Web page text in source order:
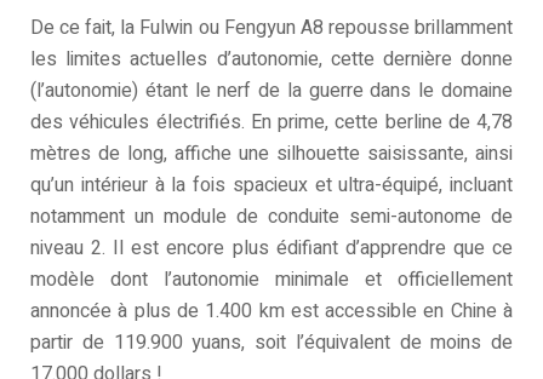
De ce fait, la Fulwin ou Fengyun A8 repousse brillamment
les limites actuelles d’autonomie, cette dernière donne
(l’autonomie) étant le nerf de la guerre dans le domaine
des véhicules électrifiés. En prime, cette berline de 4,78
mètres de long, affiche une silhouette saisissante, ainsi
qu’un intérieur à la fois spacieux et ultra-équipé, incluant
notamment un module de conduite semi-autonome de
niveau 2. Il est encore plus édifiant d’apprendre que ce
modèle dont l’autonomie minimale et officiellement
annoncée à plus de 1.400 km est accessible en Chine à
partir de 119.900 yuans, soit l’équivalent de moins de